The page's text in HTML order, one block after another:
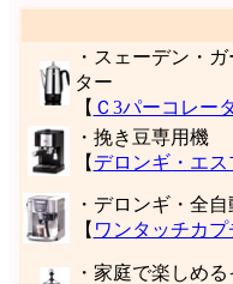
・スェーデン・
ター
【 Ｃ3パーコレー
・挽き豆専用機
【 デロンギ・エ
・デロンギ・全
【 ワンタッチカプ
・家庭で楽しめ